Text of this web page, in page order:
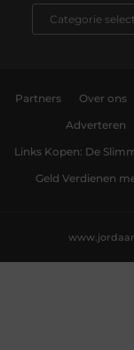
Partners Over ons
Adverteren
Links Kopen: De
Geld Verdienen